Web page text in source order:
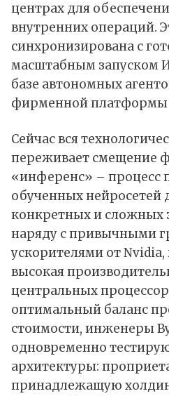
центрах для
внутренних операций.
синхронизирована с
масштабным запуском
базе автономных
фирменной платформы
Сейчас вся
переживает смещение
«инференс» – процесс
обученных нейросетей
конкретных и сложных
наряду с привычными
ускорителями от
высокая
центральных
оптимальный баланс
стоимости, инженеры
одновременно
архитектуры:
принадлежащую